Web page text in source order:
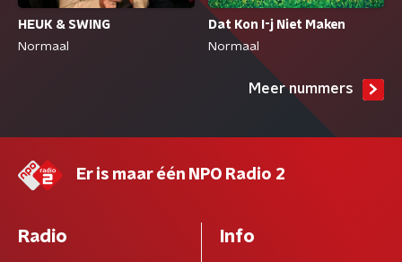
HEUK & SWING
Normaal
Dat Kon I-j Niet Maken
Normaal
Meer nummers
Er is maar één NPO Radio 2
Radio Info